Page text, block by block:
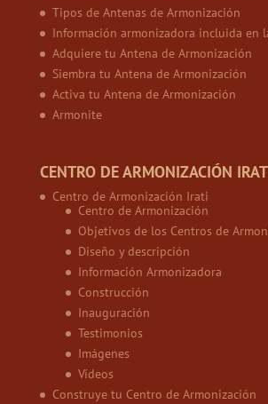
Tipos de Antenas de Armonización
Información armonizadora incluida en
Adquiere tu Antena de Armonización
Siembra tu Antena de Armonización
Activa tu Antena de Armonización
Armonite
CENTRO DE ARMONIZACIÓN
Centro de Armonización Irati
Centro de Armonización
Objetivos de los Centros de
Diseño y descripción
Información Armonizadora
Construcción
Inauguración
Testimonios
Imágenes
Vídeos
Construye tu Centro de Armonización